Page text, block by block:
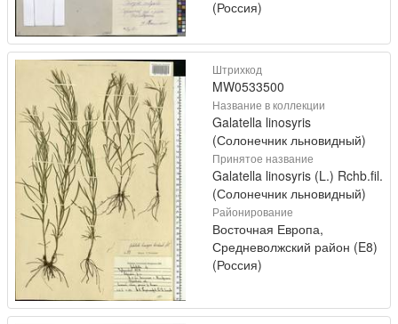
(Россия)
Штрихкод
MW0533500
Название в коллекции
Galatella linosyris
(Солонечник льновидный)
Принятое название
Galatella linosyris (L.) Rchb.fil.
(Солонечник льновидный)
Районирование
Восточная Европа,
Средневолжский район (E8)
(Россия)